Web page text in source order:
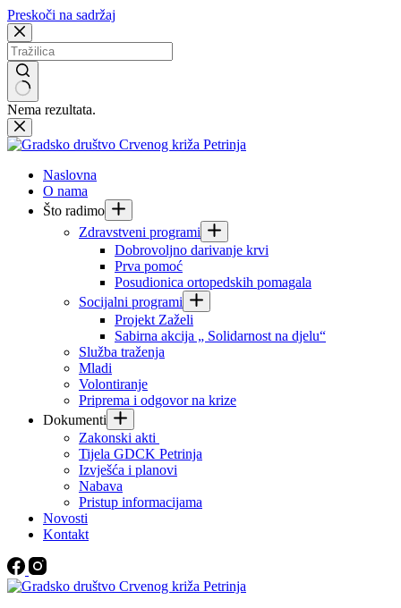
Preskoči na sadržaj
Nema rezultata.
Naslovna
O nama
Što radimo
Zdravstveni programi
Dobrovoljno darivanje krvi
Prva pomoć
Posudionica ortopedskih pomagala
Socijalni programi
Projekt Zaželi
Sabirna akcija „ Solidarnost na djelu“
Služba traženja
Mladi
Volontiranje
Priprema i odgovor na krize
Dokumenti
Zakonski akti
Tijela GDCK Petrinja
Izvješća i planovi
Nabava
Pristup informacijama
Novosti
Kontakt